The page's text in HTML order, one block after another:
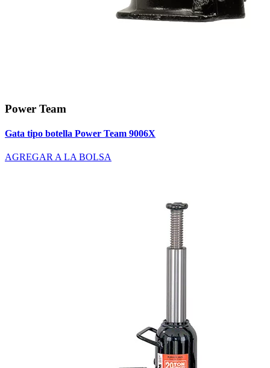
Power Team
Gata tipo botella Power Team 9006X
AGREGAR A LA BOLSA